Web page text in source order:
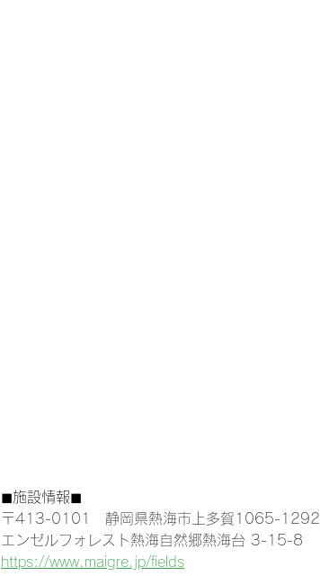
◼︎施設情報◼︎
〒413-0101　静岡県熱海市上多賀1065-1292
エンゼルフォレスト熱海自然郷熱海台 3-15-8
https://www.maigre.jp/fields